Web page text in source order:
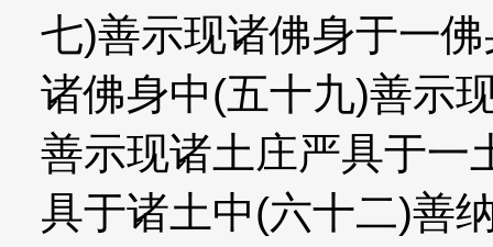
七)善示现诸佛身于一
诸佛身中(五十九)善示
善示现诸土庄严具于一
具于诸土中(六十二)善